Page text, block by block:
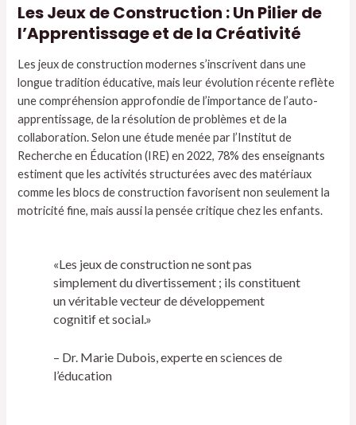
Les Jeux de Construction : Un Pilier de
l’Apprentissage et de la Créativité
Les jeux de construction modernes s’inscrivent dans une
longue tradition éducative, mais leur évolution récente reflète
une compréhension approfondie de l’importance de l’auto-
apprentissage, de la résolution de problèmes et de la
collaboration. Selon une étude menée par l’Institut de
Recherche en Éducation (IRE) en 2022, 78% des enseignants
estiment que les activités structurées avec des matériaux
comme les blocs de construction favorisent non seulement la
motricité fine, mais aussi la pensée critique chez les enfants.
«Les jeux de construction ne sont pas
simplement du divertissement ; ils constituent
un véritable vecteur de développement
cognitif et social.»
– Dr. Marie Dubois, experte en sciences de
l’éducation